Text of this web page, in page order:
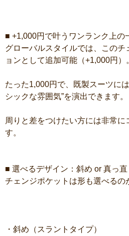
■ +1,000円で叶うワンランク上の
グローバルスタイルでは、このチ
ョンとして追加可能（+1,000円）
たった1,000円で、既製スーツに
シックな雰囲気”を演出できます。
周りと差をつけたい方には非常
す。
■ 選べるデザイン：斜め or 真っ直
チェンジポケットは形も選べるの
・斜め（スラントタイプ）